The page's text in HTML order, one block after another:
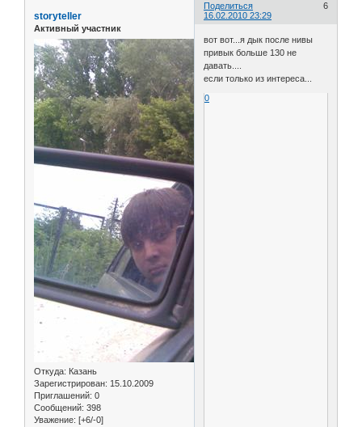
Поделиться
6
16.02.2010 23:29
storyteller
Активный участник
Откуда: Казань
Зарегистрирован: 15.10.2009
Приглашений: 0
Сообщений: 398
Уважение: [+6/-0]
вот вот...я дык после нивы
привык больше 130 не
давать....
если только из интереса...
0